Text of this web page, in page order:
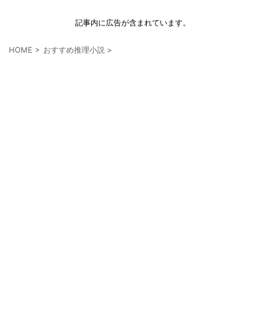
記事内に広告が含まれています。
HOME > おすすめ推理小説 >